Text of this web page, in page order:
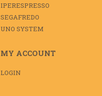
IPERESPRESSO
SEGAFREDO
UNO SYSTEM
MY ACCOUNT
LOGIN